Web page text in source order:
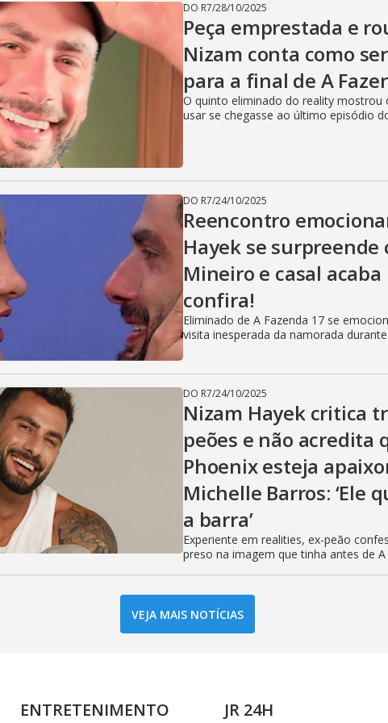
DO R7/28/10/2025
Peça emprestada e
Nizam conta como
para a final de A
O quinto eliminado do reality mostrou
usar se chegasse ao último episódio
DO R7/24/10/2025
Reencontro
Hayek se surpreende
Mineiro e casal acaba
confira!
Eliminado de A Fazenda 17 se
visita inesperada da namorada
DO R7/24/10/2025
Nizam Hayek critica
peões e não acredita
Phoenix esteja
Michelle Barros: ‘Ele
a barra’
Experiente em realities, ex-peão
preso na imagem que tinha antes de A
VEJA MAIS NOTÍCIAS
ENTRETENIMENTO JR 24H